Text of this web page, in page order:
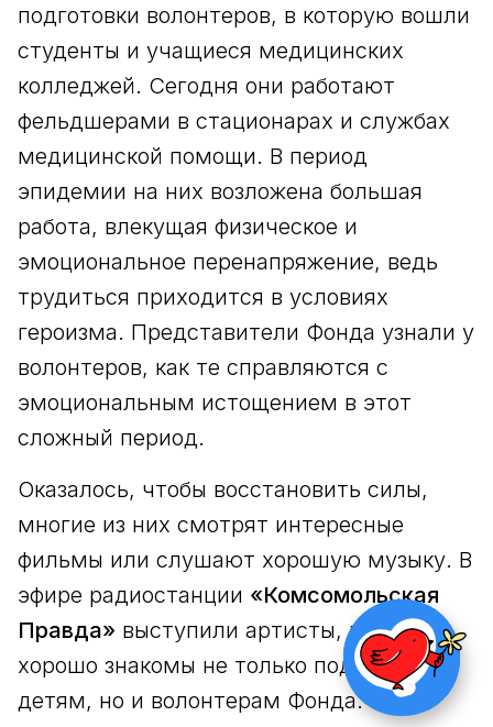
НАЖМИ
подготовки волонтеров, в которую вошли
студенты и учащиеся медицинских
колледжей. Сегодня они работают
фельдшерами в стационарах и службах
медицинской помощи. В период
эпидемии на них возложена большая
работа, влекущая физическое и
эмоциональное перенапряжение, ведь
трудиться приходится в условиях
героизма. Представители Фонда узнали у
волонтеров, как те справляются с
эмоциональным истощением в этот
сложный период.
Оказалось, чтобы восстановить силы,
многие из них смотрят интересные
фильмы или слушают хорошую музыку. В
эфире радиостанции «Комсомольская
Правда» выступили артисты, которые
хорошо знакомы не только подопечным
детям, но и волонтерам Фонда.